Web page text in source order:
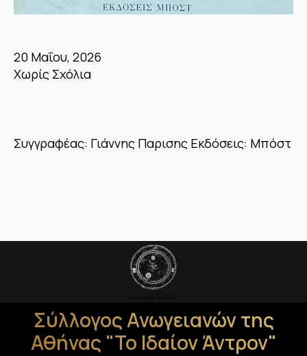
20 Μαΐου, 2026
Χωρίς Σχόλια
Συγγραφέας: Γιάννης Παρισης Εκδόσεις: Μπόστ
Σύλλογος Ανωγειανών της
Αθήνας "Το Ιδαίον Άντρον"